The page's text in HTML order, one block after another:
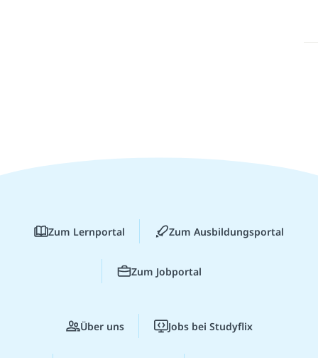
Zum Lernportal Zum Ausbildungsportal
Zum Jobportal
Über uns Jobs bei Studyflix